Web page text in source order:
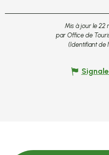
Mis à jour le 22
par Office de
(Identifiant de